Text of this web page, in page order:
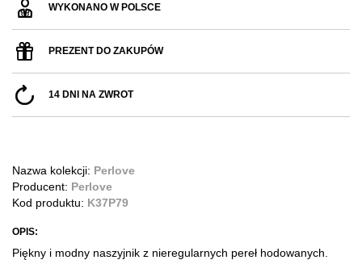
WYKONANO W POLSCE
PREZENT DO ZAKUPÓW
14 DNI NA ZWROT
Nazwa kolekcji: Perlove
Producent: Perlove
Kod produktu: K37P79
OPIS:
Piękny i modny naszyjnik z nieregularnych pereł hodowanych.